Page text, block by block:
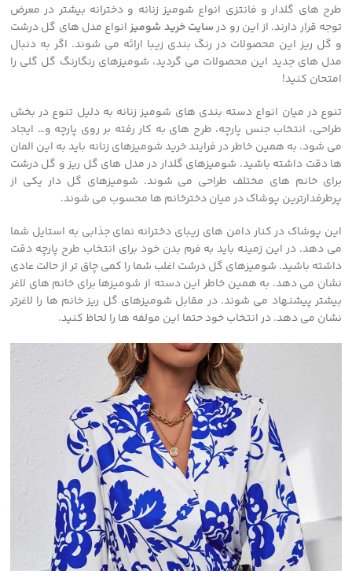
طرح های گلدار و فانتزی انواع شومیز زنانه و دخترانه بیشتر در معرض
توجه قرار دارند. از این رو درسایت خرید شومیزانواع مدل های گل درشت
و گل ریز این محصولات در رنگ بندی زیبا ارائه می شوند. اگر به دنبال
مدل های جدید این محصولات می گردید، شومیزهای رنگارنگ گل گلی را
امتحان کنید!
تنوع در میان انواع دسته بندی های شومیز زنانه به دلیل تنوع در بخش
طراحی، انتخاب جنس پارچه، طرح های به کار رفته بر روی پارچه و… ایجاد
می شود. به همین خاطر در فرایند خرید شومیزهای زنانه باید به این المان
ها دقت داشته باشید. شومیزهای گلدار در مدل های گل ریز و گل درشت
برای خانم های مختلف طراحی می شوند. شومیزهای گل دار یکی از
پرطرفدارترین پوشاک در میان دخترخانم ها محسوب می شوند.
این پوشاک در کنار دامن های زیبای دخترانه نمای جذابی به استایل شما
می دهد. در این زمینه باید به فرم بدن خود برای انتخاب طرح پارچه دقت
داشته باشید. شومیزهای گل درشت اغلب شما را کمی چاق تر از حالت عادی
نشان می دهد. به همین خاطر این دسته از شومیزها برای خانم های لاغر
بیشتر پیشنهاد می شوند. در مقابل شومیزهای گل ریز خانم ها را لاغرتر
نشان می دهد. در انتخاب خود حتما این مولفه ها را لحاظ کنید.